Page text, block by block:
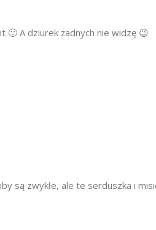
🙂 A dziurek żadnych nie widzę 😉
są zwykłe, ale te serduszka i